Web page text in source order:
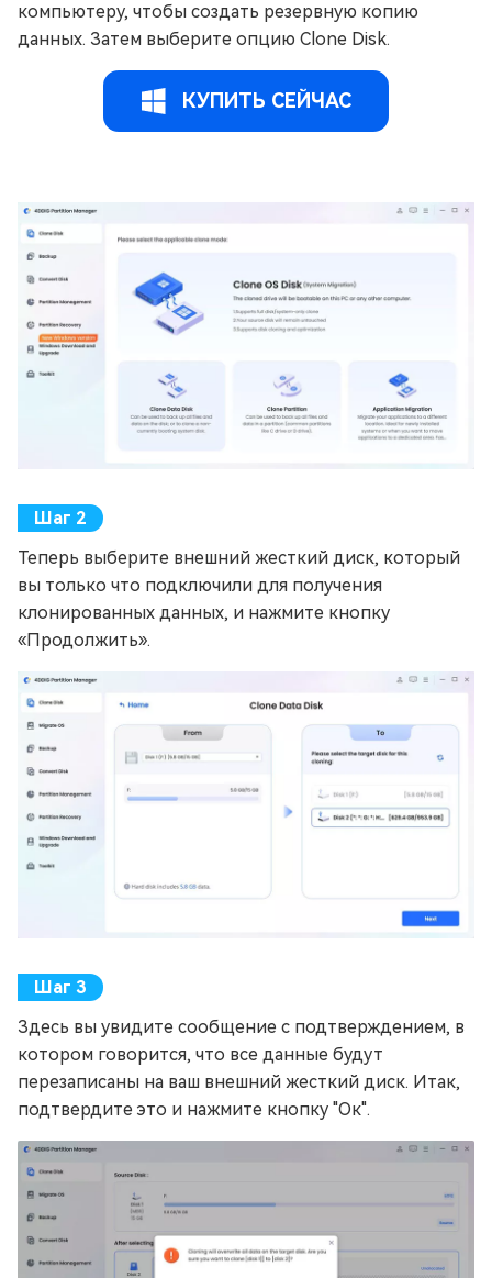
компьютеру, чтобы создать резервную копию
данных. Затем выберите опцию Clone Disk.
КУПИТЬ СЕЙЧАС
Теперь выберите внешний жесткий диск, который
вы только что подключили для получения
клонированных данных, и нажмите кнопку
«Продолжить».
Здесь вы увидите сообщение с подтверждением, в
котором говорится, что все данные будут
перезаписаны на ваш внешний жесткий диск. Итак,
подтвердите это и нажмите кнопку "Ок".